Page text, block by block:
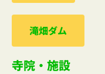
滝畑ダム
寺院・施設